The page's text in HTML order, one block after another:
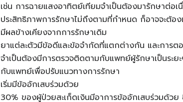
เช่น การฉายแสงอาทิตย์เทียมจำเป็นต้องมารักษาต่อเ
ประสิทธิภาพการรักษาไม่ถึงตามที่กำหนด ก็อาจจะต้อ
มีผลข้างเคียงจากการรักษาเดิม
ยาแต่ละตัวมีข้อดีและข้อจำกัดที่แตกต่างกัน และการ
จำเป็นต้องมีการตรวจติดตามกับแพทย์ผู้รักษาเป็นระ
กับแพทย์เพื่อปรับแนวทางการรักษา
เริ่มมีข้ออักเสบร่วมด้วย
30% ของผู้ป่วยสะเก็ดเงินมีอาการข้ออักเสบร่วมด้ว